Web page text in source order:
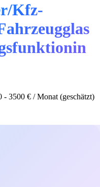
Kfz-
- 3500 € / Monat (geschätzt)